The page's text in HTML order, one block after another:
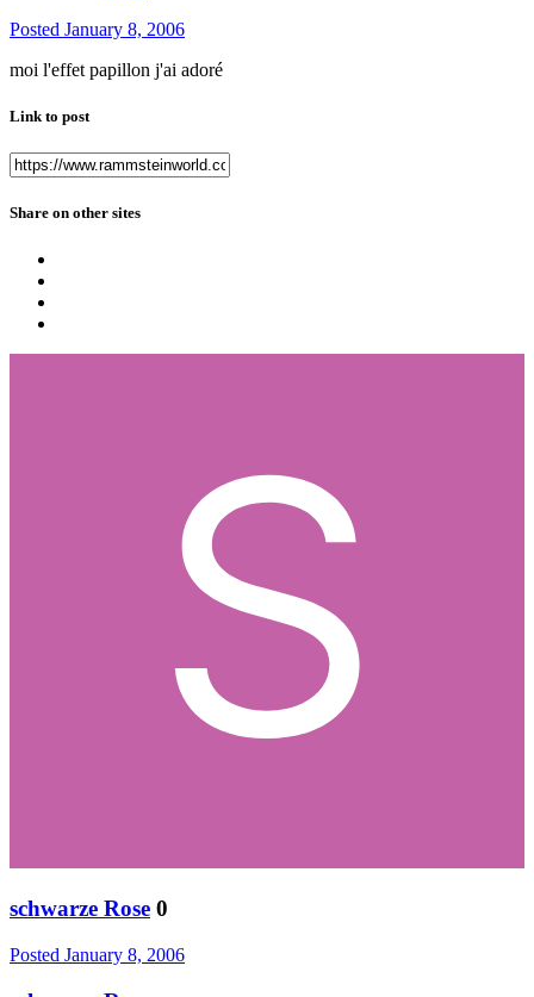
Posted January 8, 2006
moi l'effet papillon j'ai adoré
Link to post
Share on other sites
schwarze Rose 0
Posted January 8, 2006